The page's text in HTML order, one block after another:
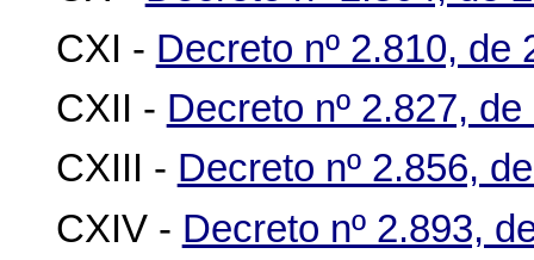
CXI - Decreto nº 2.810, de
CXII - Decreto nº 2.827,
CXIII - Decreto nº 2.856,
CXIV - Decreto nº 2.893,